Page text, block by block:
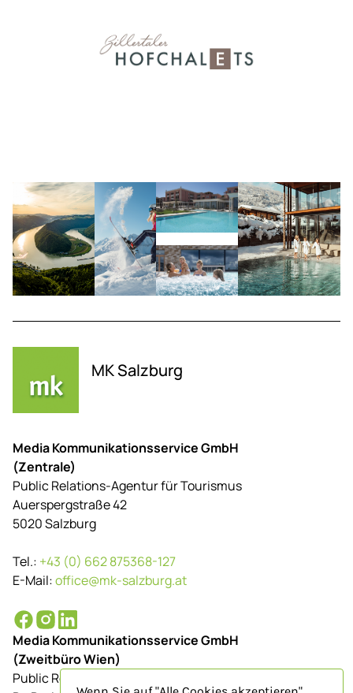
MK Salzburg
Media Kommunikationsservice GmbH
(Zentrale)
Public Relations-Agentur für Tourismus
Auerspergstraße 42
5020 Salzburg
Tel.: +43 (0) 662 875368-127
E-Mail:office@mk-salzburg.at
Media Kommunikationsservice GmbH
(Zweitbüro Wien)
Public Relations-Agentur für Tourismus